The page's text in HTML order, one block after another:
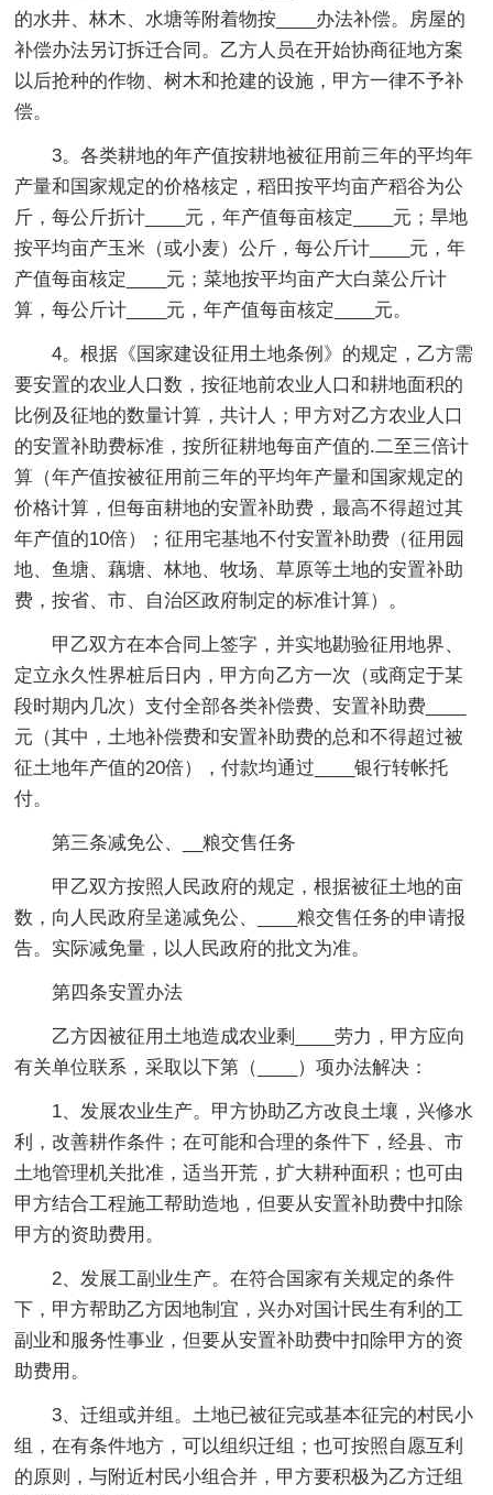
的水井、林木、水塘等附着物按____办法补偿。房屋的
补偿办法另订拆迁合同。乙方人员在开始协商征地方案
以后抢种的作物、树木和抢建的设施，甲方一律不予补
偿。
3。各类耕地的年产值按耕地被征用前三年的平均年
产量和国家规定的价格核定，稻田按平均亩产稻谷为公
斤，每公斤折计____元，年产值每亩核定____元；旱地
按平均亩产玉米（或小麦）公斤，每公斤计____元，年
产值每亩核定____元；菜地按平均亩产大白菜公斤计
算，每公斤计____元，年产值每亩核定____元。
4。根据《国家建设征用土地条例》的规定，乙方需
要安置的农业人口数，按征地前农业人口和耕地面积的
比例及征地的数量计算，共计人；甲方对乙方农业人口
的安置补助费标准，按所征耕地每亩产值的.二至三倍计
算（年产值按被征用前三年的平均年产量和国家规定的
价格计算，但每亩耕地的安置补助费，最高不得超过其
年产值的10倍）；征用宅基地不付安置补助费（征用园
地、鱼塘、藕塘、林地、牧场、草原等土地的安置补助
费，按省、市、自治区政府制定的标准计算）。
甲乙双方在本合同上签字，并实地勘验征用地界、
定立永久性界桩后日内，甲方向乙方一次（或商定于某
段时期内几次）支付全部各类补偿费、安置补助费____
元（其中，土地补偿费和安置补助费的总和不得超过被
征土地年产值的20倍），付款均通过____银行转帐托
付。
第三条减免公、__粮交售任务
甲乙双方按照人民政府的规定，根据被征土地的亩
数，向人民政府呈递减免公、____粮交售任务的申请报
告。实际减免量，以人民政府的批文为准。
第四条安置办法
乙方因被征用土地造成农业剩____劳力，甲方应向
有关单位联系，采取以下第（____）项办法解决：
1、发展农业生产。甲方协助乙方改良土壤，兴修水
利，改善耕作条件；在可能和合理的条件下，经县、市
土地管理机关批准，适当开荒，扩大耕种面积；也可由
甲方结合工程施工帮助造地，但要从安置补助费中扣除
甲方的资助费用。
2、发展工副业生产。在符合国家有关规定的条件
下，甲方帮助乙方因地制宜，兴办对国计民生有利的工
副业和服务性事业，但要从安置补助费中扣除甲方的资
助费用。
3、迁组或并组。土地已被征完或基本征完的村民小
组，在有条件地方，可以组织迁组；也可按照自愿互利
的原则，与附近村民小组合并，甲方要积极为乙方迁组